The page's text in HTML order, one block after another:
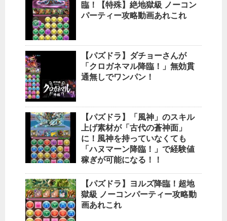
臨！【特殊】絶地獄級 ノーコン
パーティー攻略動画あれこれ
【パズドラ】ダチョーさんが
「クロガネマル降臨！」無効貫
通無しでワンパン！
【パズドラ】「風神」のスキル
上げ素材が「古代の蒼神面」
に！風神を持っていなくても
「ハヌマーン降臨！」で経験値
稼ぎが可能になる！！
【パズドラ】ヨルズ降臨！超地
獄級 ノーコンパーティー攻略動
画あれこれ